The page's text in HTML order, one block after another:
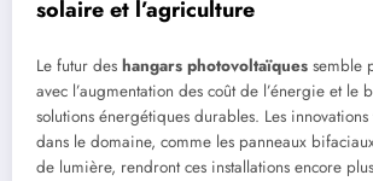
solaire et l’agriculture
Le futur des hangars photovoltaïques semble
avec l’augmentation des coût de l’énergie et le
solutions énergétiques durables. Les
dans le domaine, comme les panneaux
de lumière, rendront ces installations encore